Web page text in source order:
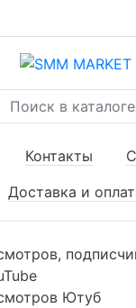
Контакты
Доставка и
Ютуб